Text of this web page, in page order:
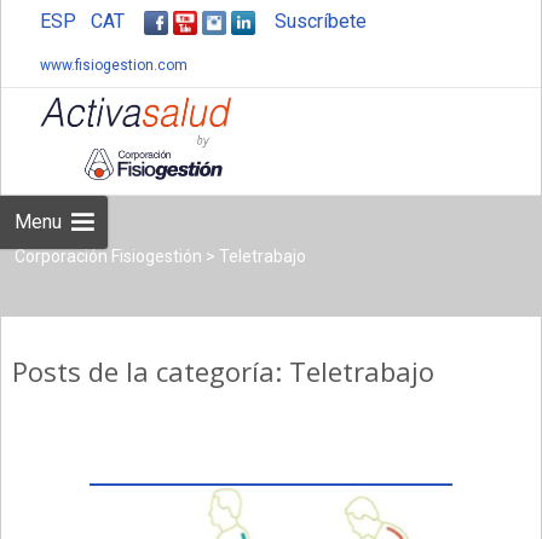
ESP CAT Suscríbete
www.fisiogestion.com
Menu
Corporación Fisiogestión > Teletrabajo
Posts de la categoría: Teletrabajo